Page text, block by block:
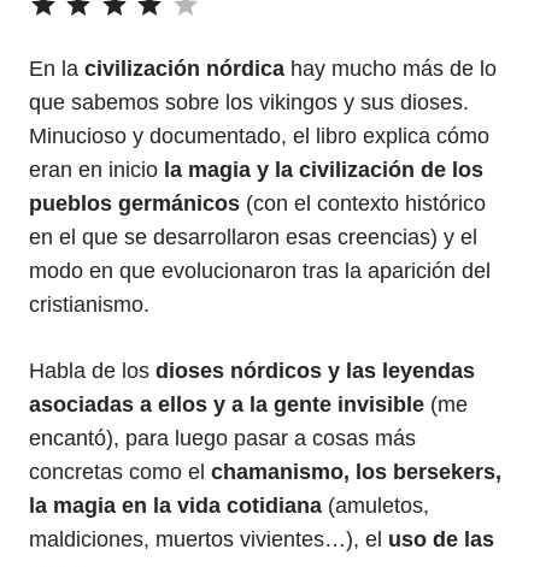
En la civilización nórdica hay mucho más de lo
que sabemos sobre los vikingos y sus dioses.
Minucioso y documentado, el libro explica cómo
eran en inicio la magia y la civilización de los
pueblos germánicos (con el contexto histórico
en el que se desarrollaron esas creencias) y el
modo en que evolucionaron tras la aparición del
cristianismo.
Habla de los dioses nórdicos y las leyendas
asociadas a ellos y a la gente invisible (me
encantó), para luego pasar a cosas más
concretas como el chamanismo, los bersekers,
la magia en la vida cotidiana (amuletos,
maldiciones, muertos vivientes…), el uso de las